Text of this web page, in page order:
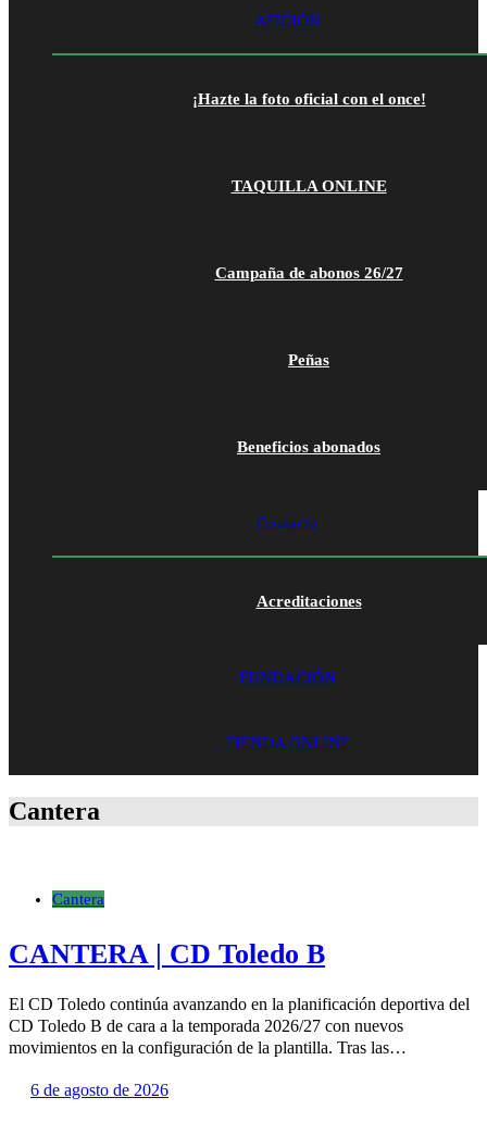
AFICIÓN
¡Hazte la foto oficial con el once!
TAQUILLA ONLINE
Campaña de abonos 26/27
Peñas
Beneficios abonados
Contacto
Acreditaciones
FUNDACIÓN
TIENDA ONLINE
Cantera
Cantera
CANTERA | CD Toledo B
El CD Toledo continúa avanzando en la planificación deportiva del
CD Toledo B de cara a la temporada 2026/27 con nuevos
movimientos en la configuración de la plantilla. Tras las…
6 de agosto de 2026